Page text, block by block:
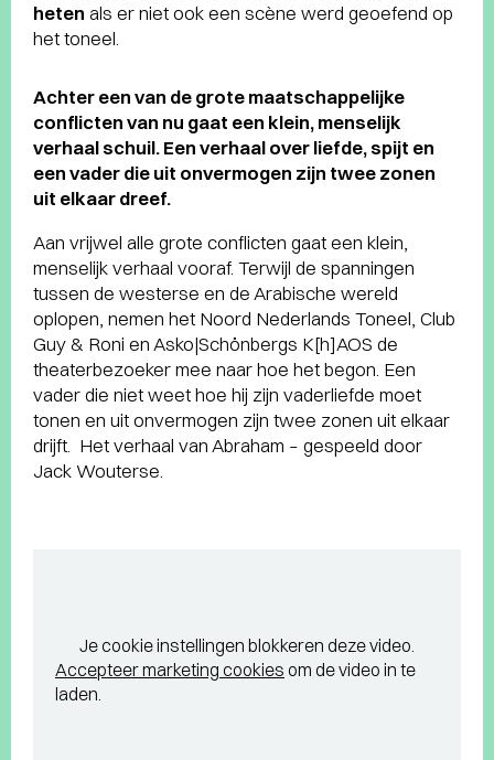
heten als er niet ook een scène werd geoefend op
het toneel.
Achter een van de grote maatschappelijke
conflicten van nu gaat een klein, menselijk
verhaal schuil. Een verhaal over liefde, spijt en
een vader die uit onvermogen zijn twee zonen
uit elkaar dreef.
Aan vrijwel alle grote conflicten gaat een klein,
menselijk verhaal vooraf. Terwijl de spanningen
tussen de westerse en de Arabische wereld
oplopen, nemen het Noord Nederlands Toneel, Club
Guy & Roni en Asko|Schönbergs K[h]AOS de
theaterbezoeker mee naar hoe het begon. Een
vader die niet weet hoe hij zijn vaderliefde moet
tonen en uit onvermogen zijn twee zonen uit elkaar
drijft. Het verhaal van Abraham – gespeeld door
Jack Wouterse.
Je cookie instellingen blokkeren deze video.
Accepteer marketing cookies om de video in te
laden.